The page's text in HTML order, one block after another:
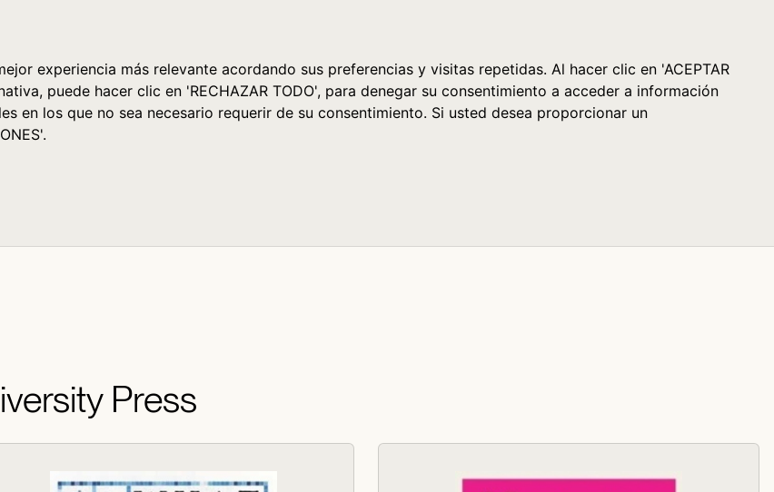
experiencia más relevante acordando sus preferencias y visitas repetidas. Al hacer clic en 'ACEPTAR
puede hacer clic en 'RECHAZAR TODO', para denegar su consentimiento a acceder a información
en los que no sea necesario requerir de su consentimiento. Si usted desea proporcionar un
Press